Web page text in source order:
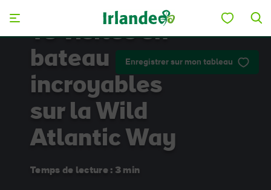
Enregistrer sur mon tableau
10 visites en
bateau
incroyables
sur la Wild
Atlantic Way
Temps de lecture : 3 min